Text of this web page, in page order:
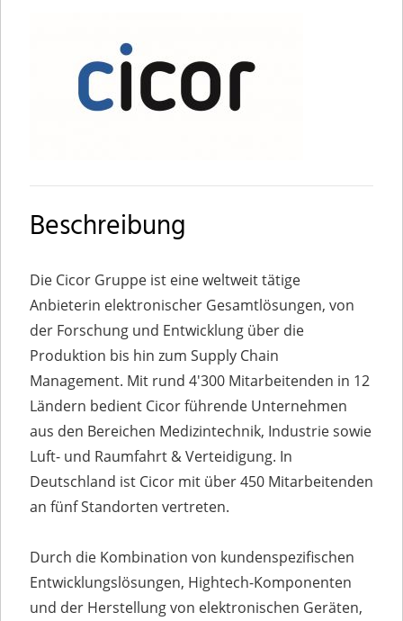
Beschreibung
Die Cicor Gruppe ist eine weltweit tätige
Anbieterin elektronischer Gesamtlösungen, von
der Forschung und Entwicklung über die
Produktion bis hin zum Supply Chain
Management. Mit rund 4'300 Mitarbeitenden in 12
Ländern bedient Cicor führende Unternehmen
aus den Bereichen Medizintechnik, Industrie sowie
Luft- und Raumfahrt & Verteidigung. In
Deutschland ist Cicor mit über 450 Mitarbeitenden
an fünf Standorten vertreten.
Durch die Kombination von kundenspezifischen
Entwicklungslösungen, Hightech-Komponenten
und der Herstellung von elektronischen Geräten,